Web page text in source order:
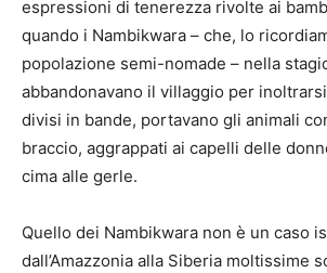
espressioni di tenerezza rivolte ai
quando i Nambikwara – che, lo
popolazione semi-nomade – nella
abbandonavano il villaggio per
divisi in bande, portavano gli animali
braccio, aggrappati ai capelli delle
cima alle gerle.
Quello dei Nambikwara non è un caso
dall’Amazzonia alla Siberia moltissime